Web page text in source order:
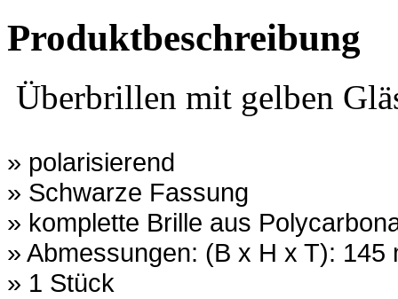
Produktbeschreibung
Überbrillen mit gelben
» polarisierend
» Schwarze Fassung
» komplette Brille aus
» Abmessungen: (B x H x T):
» 1 Stück